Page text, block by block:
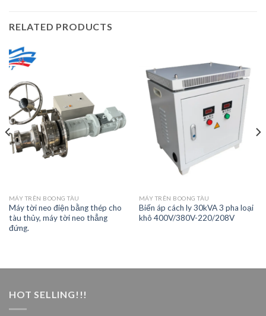
RELATED PRODUCTS
MÁY TRÊN BOONG TÀU
Máy tời neo điện bằng thép cho
tàu thủy, máy tời neo thẳng
đứng.
MÁY TRÊN BOONG TÀU
Biến áp cách ly 30kVA 3 pha loại
khô 400V/380V-220/208V
HOT SELLING!!!